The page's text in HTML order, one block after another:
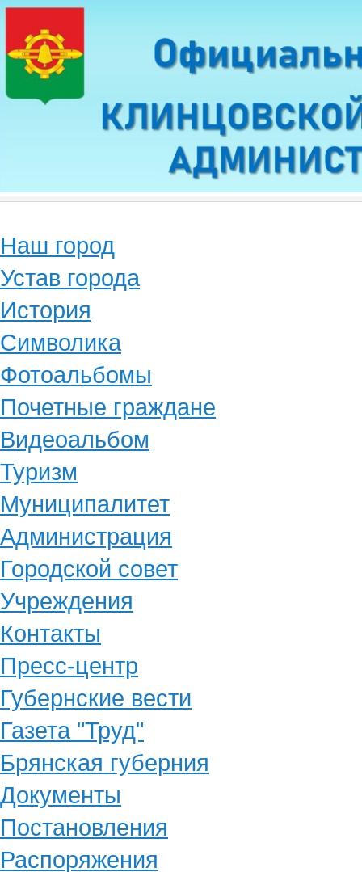
Наш город
Устав города
История
Символика
Фотоальбомы
Почетные граждане
Видеоальбом
Туризм
Муниципалитет
Администрация
Городской совет
Учреждения
Контакты
Пресс-центр
Губернские вести
Газета "Труд"
Брянская губерния
Документы
Постановления
Распоряжения